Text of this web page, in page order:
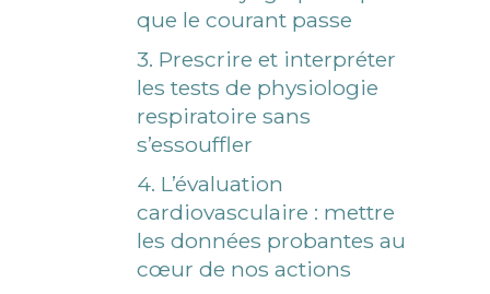
que le courant passe
3. Prescrire et interpréter
les tests de physiologie
respiratoire sans
s’essouffler
4. L’évaluation
cardiovasculaire : mettre
les données probantes au
cœur de nos actions